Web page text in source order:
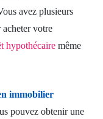
avez plusieurs
votre
hypothécaire même
immobilier
pouvez obtenir une